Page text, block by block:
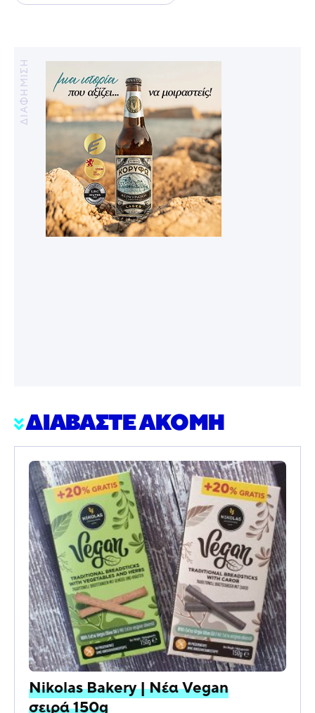
ΔΙΑΦΗΜΙΣΗ
ΔΙΑΒΑΣΤΕ ΑΚΟΜΗ
Nikolas Bakery | Νέα Vegan
σειρά 150g